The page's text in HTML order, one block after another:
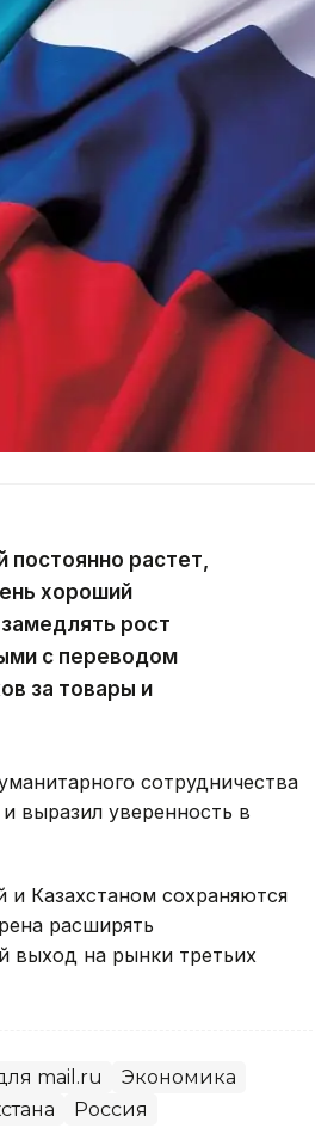
растет,
хороший
рост
с переводом
за товары и
сотрудничества
выразил уверенность в
и Казахстаном сохраняются
расширять
выход на рынки третьих
mail.ru
Экономика
Россия